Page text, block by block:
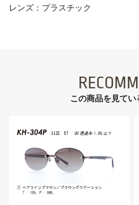
レンズ：プラスチック
この商品を見て